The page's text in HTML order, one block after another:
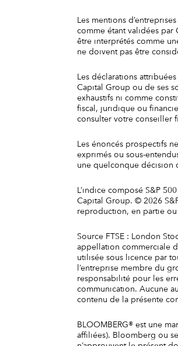
Les mentions
comme étant validées par
être interprétés comme
ne doivent pas être
Les déclarations
Capital Group ou de ses
exhaustifs ni comme
fiscal, juridique ou
consulter votre conseiller
Les énoncés prospectifs
exprimés ou sous-
une quelconque décision
L’indice composé S&P
Capital Group. © 2026
reproduction, en partie ou
Source FTSE : London
appellation commerciale
utilisée sous licence par
l’entreprise membre du
responsabilité pour les
communication. Aucune
contenu de la présente
BLOOMBERG® est une
affiliées). Bloomberg ou